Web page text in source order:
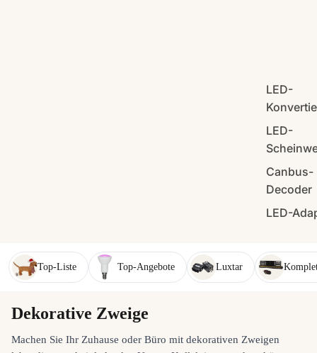
LED-
LED-
Canbus-
Decoder
LED-
Top-Liste Top-Angebote Luxtar
Dekorative Zweige
Machen Sie Ihr Zuhause oder Büro mit dekorativen Zweigen